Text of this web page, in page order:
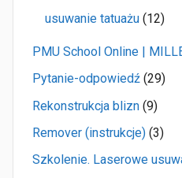
usuwanie tatuażu (12)
PMU School Online |
Pytanie-odpowiedź (29)
Rekonstrukcja blizn (9)
Remover (instrukcje) (3)
Szkolenie. Laserowe